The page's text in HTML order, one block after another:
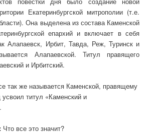
Екатеринбургской митрополии (т.е.
Она выделена из состава Каменской
епархий и включает в себя
Алапаевск, Ирбит, Тавда, Реж, Туринск и
Алапаевской. Титул правящего
и Ирбитский.
так же называется Каменской, правящему
титул «Каменский и
Что все это значит?